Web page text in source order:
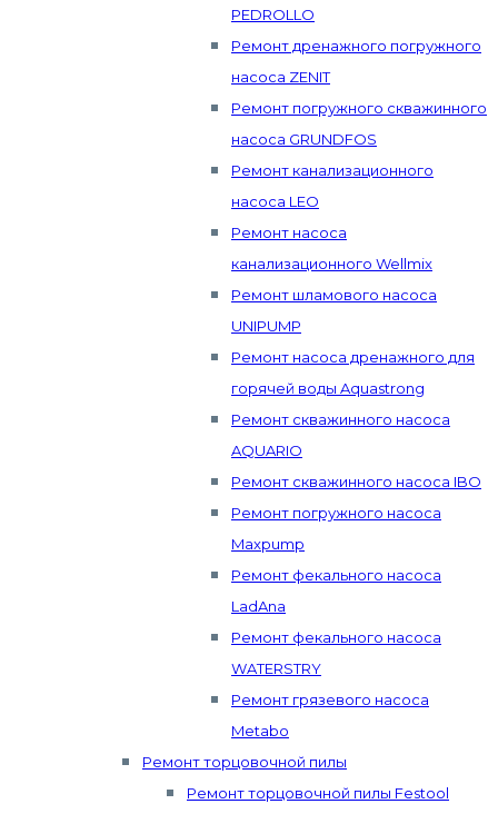
PEDROLLO
Ремонт дренажного погружного
насоса ZENIT
Ремонт погружного скважинного
насоса GRUNDFOS
Ремонт канализационного
насоса LEO
Ремонт насоса
канализационного Wellmix
Ремонт шламового насоса
UNIPUMP
Ремонт насоса дренажного для
горячей воды Aquastrong
Ремонт скважинного насоса
AQUARIO
Ремонт скважинного насоса IBO
Ремонт погружного насоса
Maxpump
Ремонт фекального насоса
LadAna
Ремонт фекального насоса
WATERSTRY
Ремонт грязевого насоса
Metabo
Ремонт торцовочной пилы
Ремонт торцовочной пилы Festool